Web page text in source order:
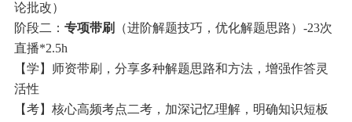
论批改）
阶段二： 专项带刷
（进阶解题技巧，优化解题思路）-23次
直播*2.5h
【学】师资带刷，分享多种解题思路和方法，增强作答灵
活性
【考】核心高频考点二考，加深记忆理解，明确知识短板